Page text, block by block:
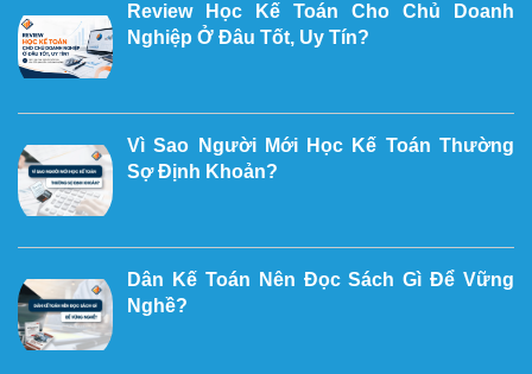
Review Học Kế Toán Cho Chủ Doanh
Nghiệp Ở Đâu Tốt, Uy Tín?
Vì Sao Người Mới Học Kế Toán Thường
Sợ Định Khoản?
Dân Kế Toán Nên Đọc Sách Gì Để Vững
Nghề?